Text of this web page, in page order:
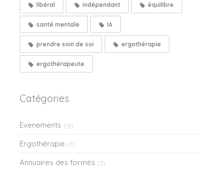
libéral indépendant équilibre
santé mentale IA
prendre soin de soi ergothérapie
ergothérapeute
Catégories
Evenements (14)
Ergothérapie (7)
Annuaires des formés (3)